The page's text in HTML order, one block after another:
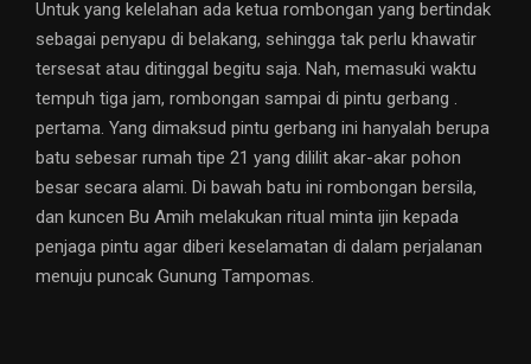
Untuk yang kelelahan ada ketua rombongan yang bertindak
sebagai penyapu di belakang, sehingga tak perlu khawatir
tersesat atau ditinggal begitu saja. Nah, memasuki waktu
tempuh tiga jam, rombongan sampai di pintu gerbang .
pertama. Yang dimaksud pintu gerbang ini hanyalah berupa
batu sebesar rumah tipe 21 yang dililit akar-akar pohon
besar secara alami. Di bawah batu ini rombongan bersila,
dan kuncen Bu Amih melakukan ritual minta ijin kepada
penjaga pintu agar diberi keselamatan di dalam perjalanan
menuju puncak Gunung Tampomas.